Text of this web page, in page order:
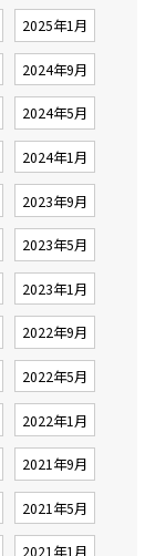
2025年1月
2024年9月
2024年5月
2024年1月
2023年9月
2023年5月
2023年1月
2022年9月
2022年5月
2022年1月
2021年9月
2021年5月
2021年1月